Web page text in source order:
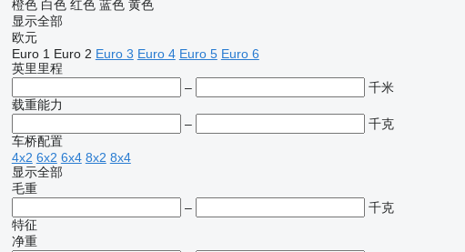
橙色 白色 红色 蓝色 黄色
显示全部
欧元
Euro 1 Euro 2 Euro 3 Euro 4 Euro 5 Euro 6
英里里程
–
千米
载重能力
–
千克
车桥配置
4x2 6x2 6x4 8x2 8x4
显示全部
毛重
–
千克
特征
净重